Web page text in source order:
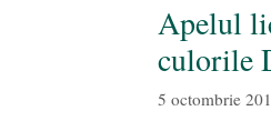
Apelul
culorile
5 octombrie